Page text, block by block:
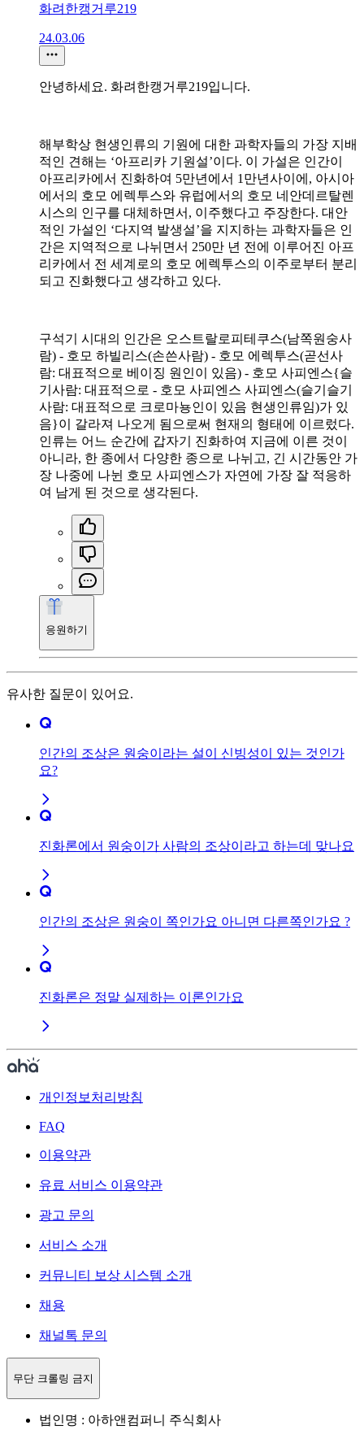
화려한캥거루219
24.03.06
안녕하세요. 화려한캥거루219입니다.
해부학상 현생인류의 기원에 대한 과학자들의 가장 지배
적인 견해는 ‘아프리카 기원설’이다. 이 가설은 인간이
아프리카에서 진화하여 5만년에서 1만년사이에, 아시아
에서의 호모 에렉투스와 유럽에서의 호모 네안데르탈렌
시스의 인구를 대체하면서, 이주했다고 주장한다. 대안
적인 가설인 ‘다지역 발생설’을 지지하는 과학자들은 인
간은 지역적으로 나뉘면서 250만 년 전에 이루어진 아프
리카에서 전 세계로의 호모 에렉투스의 이주로부터 분리
되고 진화했다고 생각하고 있다.
구석기 시대의 인간은 오스트랄로피테쿠스(남쪽원숭사
람) - 호모 하빌리스(손쓴사람) - 호모 에렉투스(곧선사
람: 대표적으로 베이징 원인이 있음) - 호모 사피엔스{슬
기사람: 대표적으로 - 호모 사피엔스 사피엔스(슬기슬기
사람: 대표적으로 크로마뇽인이 있음 현생인류임)가 있
음}이 갈라져 나오게 됨으로써 현재의 형태에 이르렀다.
인류는 어느 순간에 갑자기 진화하여 지금에 이른 것이
아니라, 한 종에서 다양한 종으로 나뉘고, 긴 시간동안 가
장 나중에 나뉜 호모 사피엔스가 자연에 가장 잘 적응하
여 남게 된 것으로 생각된다.
응원하기
유사한 질문이 있어요.
인간의 조상은 원숭이라는 설이 신빙성이 있는 것인가
요?
진화론에서 원숭이가 사람의 조상이라고 하는데 맞나요
인간의 조상은 원숭이 쪽인가요 아니면 다른쪽인가요 ?
진화론은 정말 실제하는 이론인가요
개인정보처리방침
FAQ
이용약관
유료 서비스 이용약관
광고 문의
서비스 소개
커뮤니티 보상 시스템 소개
채용
채널톡 문의
무단 크롤링 금지
법인명 : 아하앤컴퍼니 주식회사